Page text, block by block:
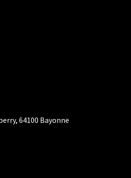
64100 Bayonne